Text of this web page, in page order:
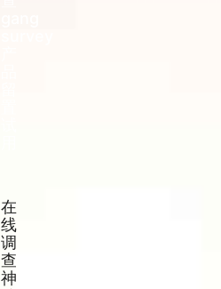
在
线
调
查
神